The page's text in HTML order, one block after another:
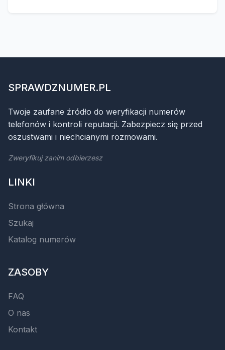
SPRAWDZNUMER.PL
Twoje zaufane źródło do weryfikacji numerów
telefonów i kontroli reputacji. Zabezpiecz się przed
oszustwami i niechcianymi rozmowami.
Zweryfikuj zanim odbierzesz
LINKI
Strona główna
Szukaj
Katalog numerów
ZASOBY
FAQ
O nas
Kontakt